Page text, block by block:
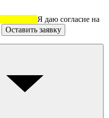
Я даю согласие на
Оставить заявку